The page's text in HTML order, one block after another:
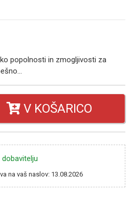
popolnosti in zmogljivosti za
V KOŠARICO
na vaš naslov: 13.08.2026